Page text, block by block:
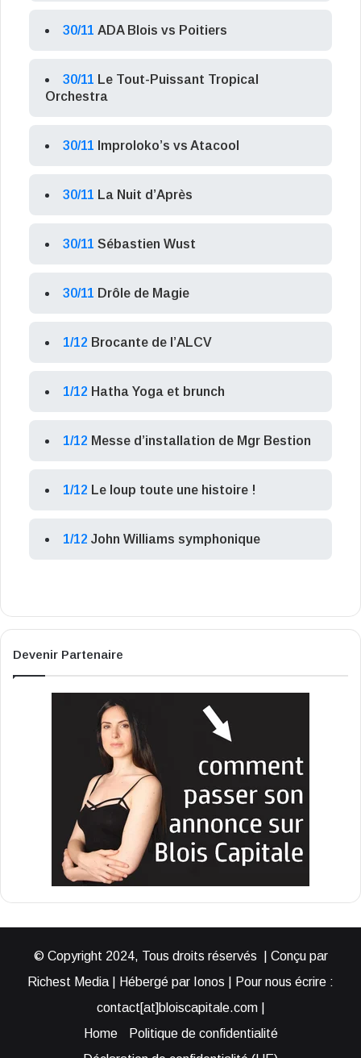
30/11 ADA Blois vs Poitiers
30/11 Le Tout-Puissant Tropical
Orchestra
30/11 Improloko’s vs Atacool
30/11 La Nuit d’Après
30/11 Sébastien Wust
30/11 Drôle de Magie
1/12 Brocante de l’ALCV
1/12 Hatha Yoga et brunch
1/12 Messe d’installation de Mgr Bestion
1/12 Le loup toute une histoire !
1/12 John Williams symphonique
Devenir Partenaire
© Copyright 2024, Tous droits réservés | Conçu par
Richest Media | Hébergé par Ionos | Pour nous écrire :
contact[at]bloiscapitale.com |
Home
Politique de confidentialité